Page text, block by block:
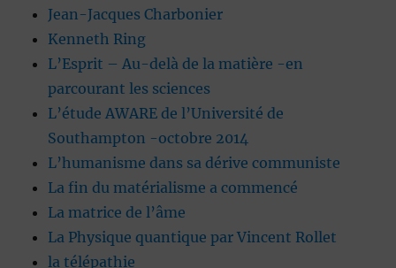
Jean-Jacques Charbonier
Kenneth Ring
L’Esprit – Au-delà de la matière -en
parcourant les sciences
L’étude AWARE de l’Université de
Southampton -octobre 2014
L’humanisme dans sa dérive communiste
La fin du matérialisme a commencé
La matrice de l’âme
La Physique quantique par Vincent Rollet
la télépathie